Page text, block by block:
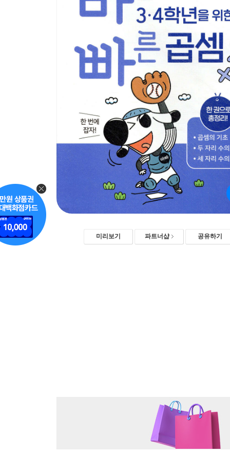
미리보기 파트너샵 공유하기